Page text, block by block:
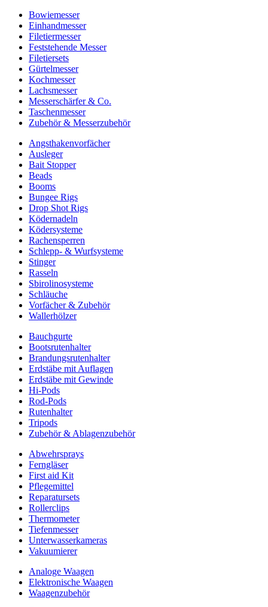
Bowiemesser
Einhandmesser
Filetiermesser
Feststehende Messer
Filetiersets
Gürtelmesser
Kochmesser
Lachsmesser
Messerschärfer & Co.
Taschenmesser
Zubehör & Messerzubehör
Angsthakenvorfächer
Ausleger
Bait Stopper
Beads
Booms
Bungee Rigs
Drop Shot Rigs
Ködernadeln
Ködersysteme
Rachensperren
Schlepp- & Wurfsysteme
Stinger
Rasseln
Sbirolinosysteme
Schläuche
Vorfächer & Zubehör
Wallerhölzer
Bauchgurte
Bootsrutenhalter
Brandungsrutenhalter
Erdstäbe mit Auflagen
Erdstäbe mit Gewinde
Hi-Pods
Rod-Pods
Rutenhalter
Tripods
Zubehör & Ablagenzubehör
Abwehrsprays
Ferngläser
First aid Kit
Pflegemittel
Reparatursets
Rollerclips
Thermometer
Tiefenmesser
Unterwasserkameras
Vakuumierer
Analoge Waagen
Elektronische Waagen
Waagenzubehör